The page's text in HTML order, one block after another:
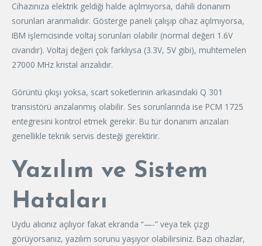
Cihazınıza elektrik geldiği halde açılmıyorsa, dahili donanım
sorunları aranmalıdır. Gösterge paneli çalışıp cihaz açılmıyorsa,
IBM işlemcisinde voltaj sorunları olabilir (normal değeri 1.6V
civarıdır). Voltaj değeri çok farklıysa (3.3V, 5V gibi), muhtemelen
27000 MHz kristal arızalıdır.
Görüntü çıkışı yoksa, scart soketlerinin arkasındaki Q 301
transistörü arızalanmış olabilir. Ses sorunlarında ise PCM 1725
entegresini kontrol etmek gerekir. Bu tür donanım arızaları
genellikle teknik servis desteği gerektirir.
Yazılım ve Sistem
Hataları
Uydu alıcınız açılıyor fakat ekranda “—-” veya tek çizgi
görüyorsanız, yazılım sorunu yaşıyor olabilirsiniz. Bazı cihazlar,